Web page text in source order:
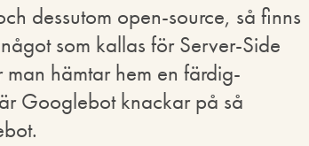
dessutom open-source, så finns
som kallas för Server-Side
man hämtar hem en färdig-
Googlebot knackar på så